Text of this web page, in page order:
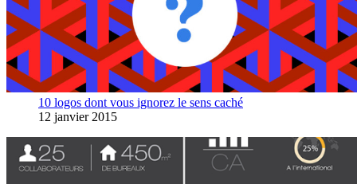
10 logos dont vous ignorez le sens caché
12 janvier 2015